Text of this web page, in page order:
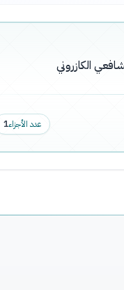
الكازروني
عدد الأجزاء1